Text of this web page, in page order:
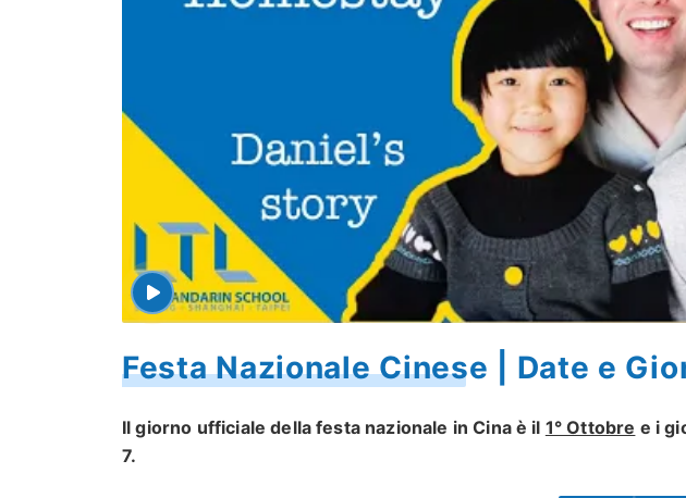
Festa Nazionale Cinese | Date e
Il giorno ufficiale della festa nazionale in Cina è il 1° Ottobre e i
7.